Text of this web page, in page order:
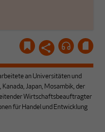
an Universitäten und
Japan, Mosambik, der
Wirtschaftsbeauftragter
für Handel und Entwicklung